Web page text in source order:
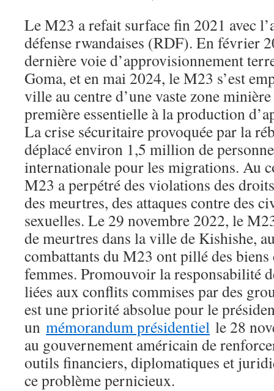
Le M23 a refait surface fin 2021 avec
défense rwandaises (RDF). En février
dernière voie d’approvisionnement
Goma, et en mai 2024, le M23 s’est
ville au centre d’une vaste zone
première essentielle à la production
La crise sécuritaire provoquée par la
déplacé environ 1,5 million de
internationale pour les migrations. Au
M23 a perpétré des violations des
des meurtres, des attaques contre des
sexuelles. Le 29 novembre 2022, le
de meurtres dans la ville de Kishishe,
combattants du M23 ont pillé des
femmes. Promouvoir la responsabilité
liées aux conflits commises par des
est une priorité absolue pour le
un mémorandum présidentiel le 28
au gouvernement américain de
outils financiers, diplomatiques et
ce problème pernicieux.